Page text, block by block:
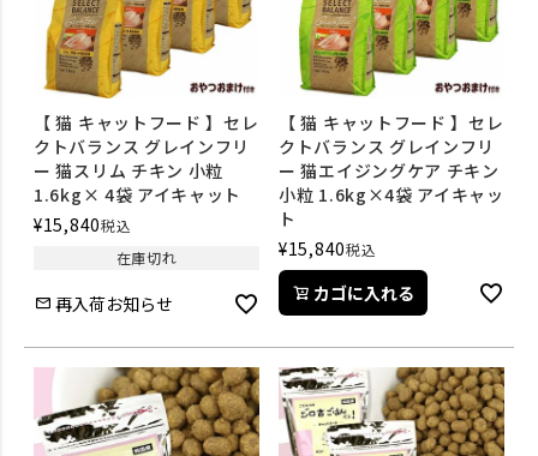
【 猫 キャットフード 】セレ
クトバランス グレインフリ
ー 猫スリム チキン 小粒
1.6kg× 4袋 アイキャット
¥15,840税込
在庫切れ
再入荷お知らせ
【 猫 キャットフード 】セレ
クトバランス グレインフリ
ー 猫エイジングケア チキン
小粒 1.6kg×4袋 アイキャッ
ト
¥15,840税込
カゴに入れる